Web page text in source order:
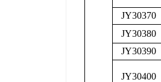
JY30370
JY30380
JY30390
JY30400